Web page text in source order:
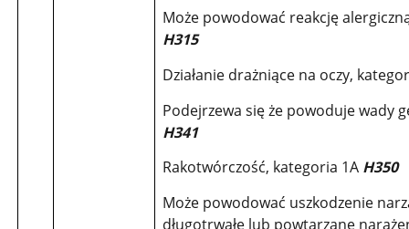
Może powodować reakcję
H315
Działanie drażniące na oczy,
Podejrzewa się że powoduje wady
H341
Rakotwórczość, kategoria 1A H350
Może powodować uszkodzenie
długotrwałe lub powtarzane